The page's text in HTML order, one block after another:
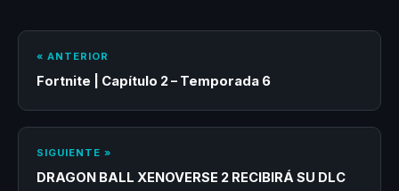
« ANTERIOR
Fortnite | Capítulo 2 – Temporada 6
SIGUIENTE »
DRAGON BALL XENOVERSE 2 RECIBIRÁ SU DLC